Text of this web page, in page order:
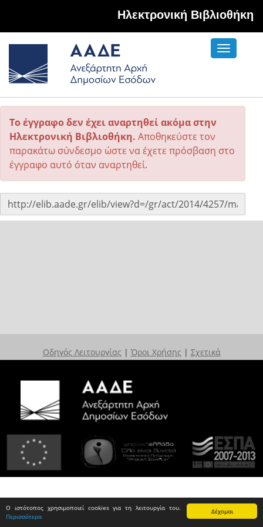
Δέχομαι
Ο ιστότοπος χρησιμοποιεί cookies για τη λειτουργία του.
Περισσότερα
Hλεκτρονική Βιβλιοθήκη
Toggle
Το έγγραφο δεν έχει αναρτηθεί ακόμα στην
Ηλεκτρονική Βιβλιοθήκη. Αποθηκεύστε τον
παρακάτω σύνδεσμο ώστε να έχετε πρόσβαση στο
έγγραφο αυτό όταν αναρτηθεί.
Οδηγός Λειτουργίας | Όροι Χρήσης | Σχετικά